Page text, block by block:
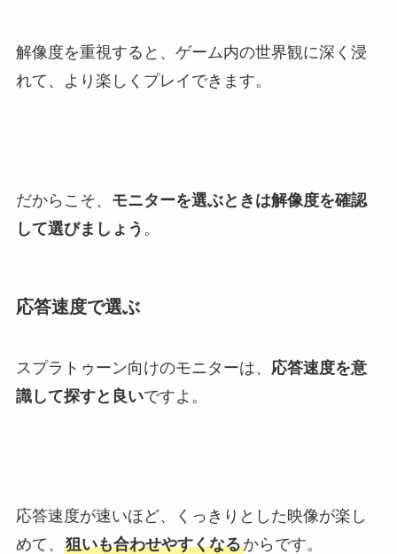
解像度を重視すると、ゲーム内の世界観に深く浸
れて、より楽しくプレイできます。
だからこそ、 モニターを選ぶときは解像度を確認
して選びましょう 。
応答速度で選ぶ
スプラトゥーン向けのモニターは、 応答速度を意
識して探すと良いですよ。
応答速度が速いほど、くっきりとした映像が楽し
めて、 狙いも合わせやすくなるからです。